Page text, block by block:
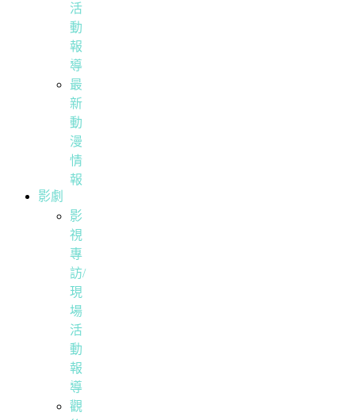
活
動
報
導
最
新
動
漫
情
報
影劇
影
視
專
訪/
現
場
活
動
報
導
觀